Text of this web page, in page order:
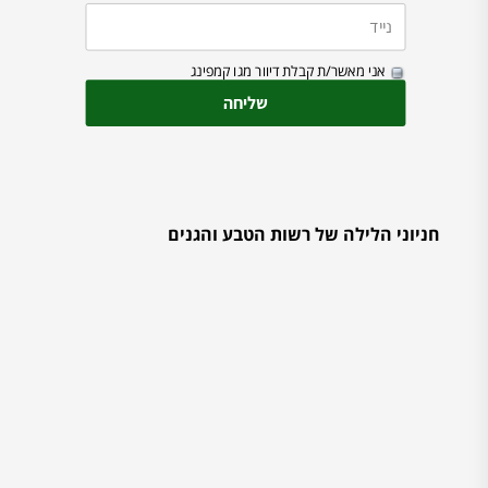
אני מאשר/ת קבלת דיוור מגו קמפינג
חניוני הלילה של רשות הטבע והגנים